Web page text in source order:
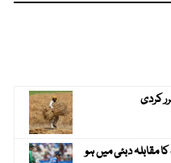
کردی
بھارت کا مقابلہ دبئی میں ہو